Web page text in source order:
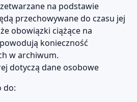
na podstawie
przechowywane do czasu jej
obowiązki ciążące na
konieczność
w archiwum.
dotyczą dane osobowe
do: